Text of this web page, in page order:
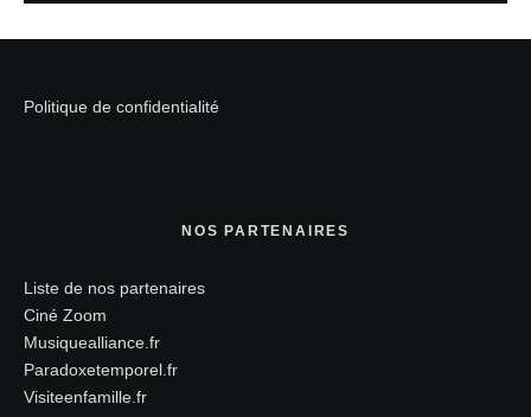
Politique de confidentialité
NOS PARTENAIRES
Liste de nos partenaires
Ciné Zoom
Musiquealliance.fr
Paradoxetemporel.fr
Visiteenfamille.fr